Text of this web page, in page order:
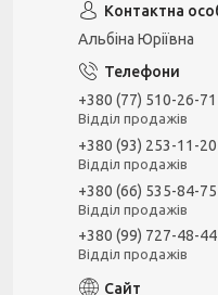
Альбіна Юріївна
+380 (77) 510-26-71
Відділ продажів
+380 (93) 253-11-20
Відділ продажів
+380 (66) 535-84-75
Відділ продажів
+380 (99) 727-48-44
Відділ продажів